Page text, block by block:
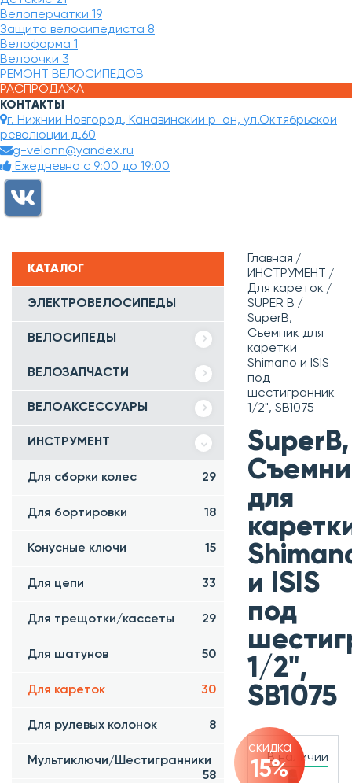
Велоперчатки 19
Защита велосипедиста 8
Велоформа 1
Велоочки 3
РЕМОНТ ВЕЛОСИПЕДОВ
РАСПРОДАЖА
КОНТАКТЫ
г. Нижний Новгород, Канавинский р-он, ул.Октябрьской
революции д.60
g-velonn@yandex.ru
Ежедневно с 9:00 до 19:00
КАТАЛОГ
ЭЛЕКТРОВЕЛОСИПЕДЫ
ВЕЛОСИПЕДЫ
ВЕЛОЗАПЧАСТИ
ВЕЛОАКСЕССУАРЫ
ИНСТРУМЕНТ
Для сборки колес 29
Для бортировки 18
Конусные ключи 15
Для цепи 33
Для трещотки/кассеты 29
Для шатунов 50
Для кареток 30
Для рулевых колонок 8
Мультиключи/Шестигранники
58
Главная
ИНСТРУМЕНТ
Для кареток
SUPER B
SuperB,
Съемник для
каретки
Shimano и ISIS
под
шестигранник
1/2", SB1075
SuperB,
для
и ISIS
под
1/2",
SB1075
В наличии
скидка
15%